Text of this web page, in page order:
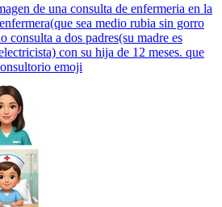
de una consulta de enfermeria en la
sea medio rubia sin gorro
consulta a dos padres(su madre es
con su hija de 12 meses. que
emoji